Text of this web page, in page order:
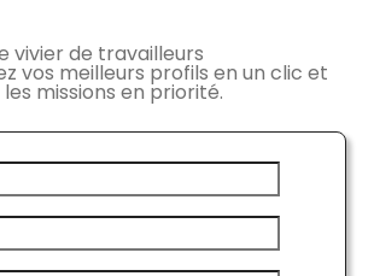
vivier de travailleurs
vos meilleurs profils en un clic et
missions en priorité.